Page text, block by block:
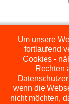
Die hier dargestellten
Orginal aufhttp://
Um unsere
fortlaufend
Cookies -
Rechten
wenn die
nicht möchten,